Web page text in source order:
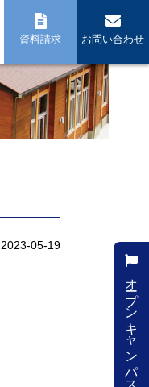
資料請求 お問い合わせ
2023-05-19
オープンキャンパス